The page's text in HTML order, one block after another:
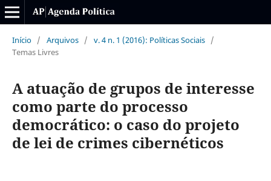
Início / Arquivos / v. 4 n. 1 (2016): Políticas Sociais /
Temas Livres
A atuação de grupos de interesse
como parte do processo
democrático: o caso do projeto
de lei de crimes cibernéticos